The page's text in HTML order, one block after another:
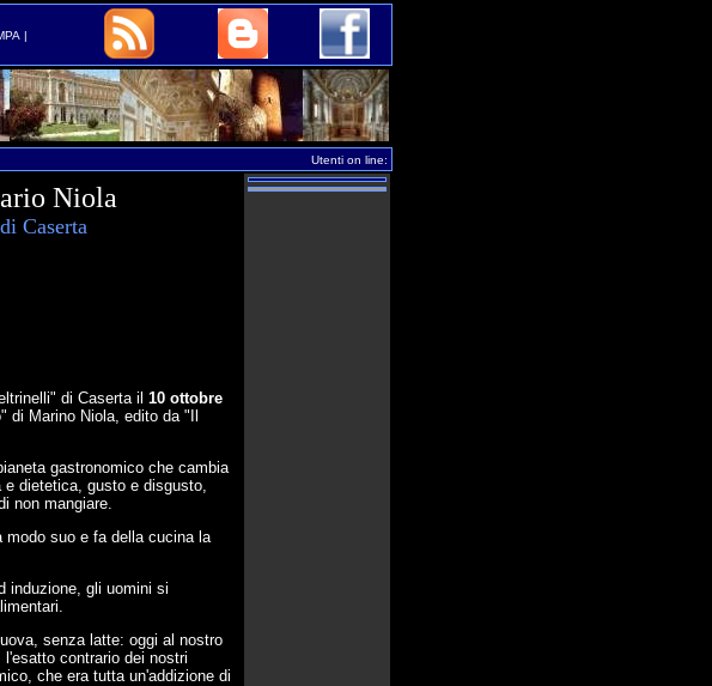
|
Utenti on line:
Niola
Caserta
di Caserta il 10 ottobre
Marino Niola, edito da "Il
gastronomico che cambia
dietetica, gusto e disgusto,
non mangiare.
suo e fa della cucina la
induzione, gli uomini si
senza latte: oggi al nostro
contrario dei nostri
che era tutta un'addizione di